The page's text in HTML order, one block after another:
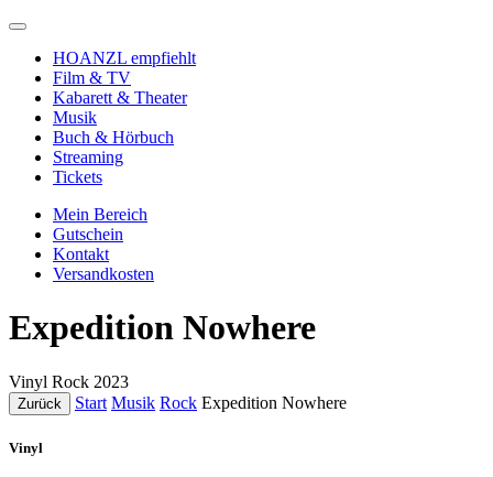
HOANZL empfiehlt
Film & TV
Kabarett & Theater
Musik
Buch & Hörbuch
Streaming
Tickets
Mein Bereich
Gutschein
Kontakt
Versandkosten
Expedition Nowhere
Vinyl Rock 2023
Zurück Start Musik Rock Expedition Nowhere
Vinyl